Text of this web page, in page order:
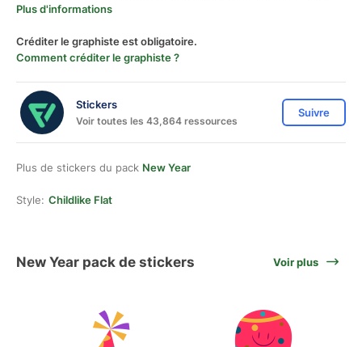
Plus d'informations
Créditer le graphiste est obligatoire.
Comment créditer le graphiste ?
Stickers
Voir toutes les 43,864 ressources
Suivre
Plus de stickers du pack New Year
Style: Childlike Flat
New Year pack de stickers Voir plus